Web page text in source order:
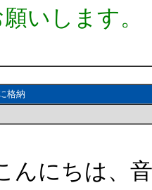
いします。
格納
んにちは、